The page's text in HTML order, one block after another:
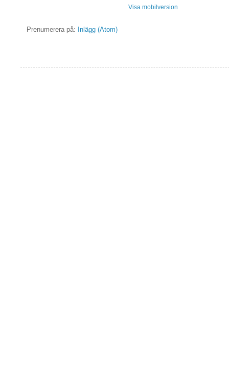
Visa mobilversion
Prenumerera på: Inlägg (Atom)